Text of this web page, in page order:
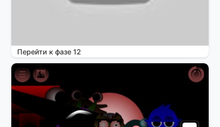
Перейти к фазе 12